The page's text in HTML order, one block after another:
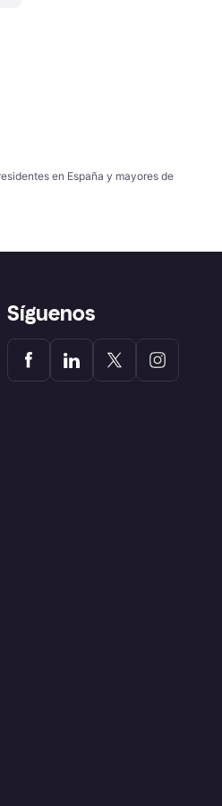
en España y mayores de
Síguenos